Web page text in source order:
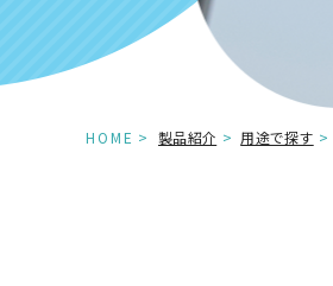
HOME 製品紹介 用途で探す